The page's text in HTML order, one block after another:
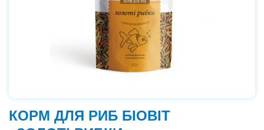
КОРМ ДЛЯ РИБ БІОВІТ